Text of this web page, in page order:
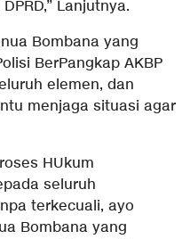
Lanjutnya.
Bombana yang
BerPangkap AKBP
elemen, dan
menjaga situasi agar
HUkum
seluruh
terkecuali, ayo
Bombana yang